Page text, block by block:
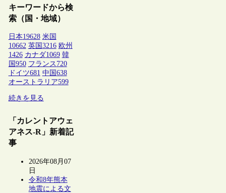
キーワードから検
索（国・地域）
日本19628 米国
10662 英国 3216 欧州
1426 カナダ1069 韓
国 950 フランス 720
ドイツ681 中国 638
オーストラリア599
続きを見る
「カレントアウェ
アネス-R」新着記
事
2026年08月07
日
令和8年熊本
地震による文